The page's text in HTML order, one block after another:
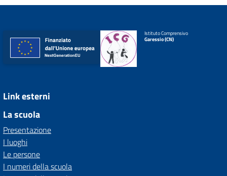
Istituto Comprensivo
Garessio (CN)
Link esterni
La scuola
Presentazione
I luoghi
Le persone
I numeri della scuola